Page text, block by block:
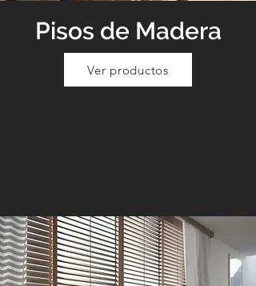
Pisos de Madera
Ver productos